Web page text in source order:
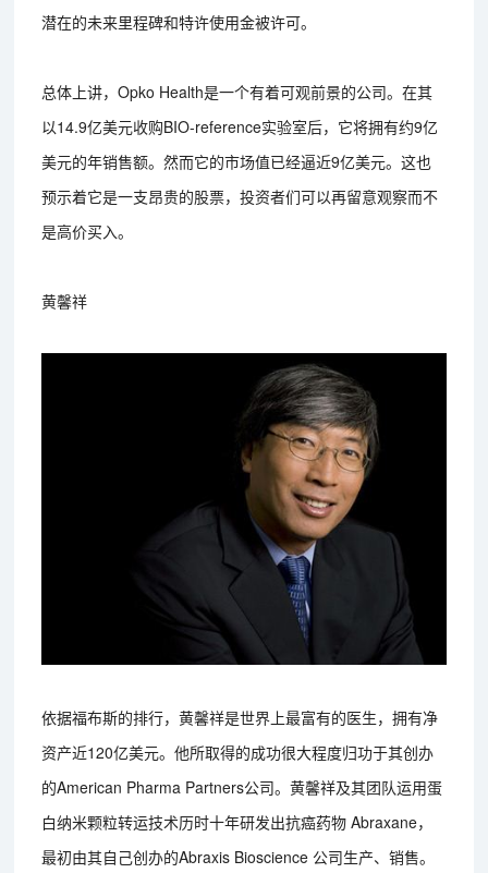
潜在的未来里程碑和特许使用金被许可。
总体上讲，Opko Health是一个有着可观前景的公司。在其
以14.9亿美元收购BIO-reference实验室后，它将拥有约9亿
美元的年销售额。然而它的市场值已经逼近9亿美元。这也
预示着它是一支昂贵的股票，投资者们可以再留意观察而不
是高价买入。
黄馨祥
依据福布斯的排行，黄馨祥是世界上最富有的医生，拥有净
资产近120亿美元。他所取得的成功很大程度归功于其创办
的American Pharma Partners公司。黄馨祥及其团队运用蛋
白纳米颗粒转运技术历时十年研发出抗癌药物 Abraxane，
最初由其自己创办的Abraxis Bioscience 公司生产、销售。